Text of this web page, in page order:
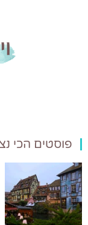
פוסטים הכי